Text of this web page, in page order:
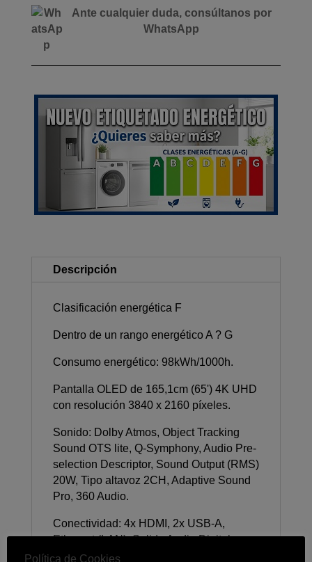
Ante cualquier duda, consúltanos por
WhatsApp
Descripción
Clasificación energética F
Dentro de un rango energético A ? G
Consumo energético: 98kWh/1000h.
Pantalla OLED de 165,1cm (65') 4K UHD
con resolución 3840 x 2160 píxeles.
Sonido: Dolby Atmos, Object Tracking
Sound OTS lite, Q-Symphony, Audio Pre-
selection Descriptor, Sound Output (RMS)
20W, Tipo altavoz 2CH, Adaptive Sound
Pro, 360 Audio.
Conectividad: 4x HDMI, 2x USB-A,
Ethernet (LAN), Salida Audio Digital
(óptica), Entrada RF 1/1(Uso común
Política de Cookies